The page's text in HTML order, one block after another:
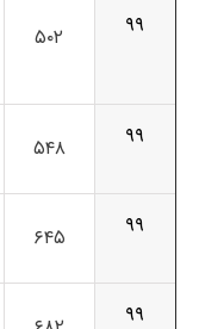
۹۹ ۵۰۲
۹۹
۵۴۸
۹۹
۶۴۵
۹۹